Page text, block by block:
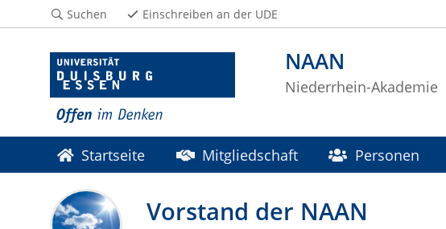
NAAN
Niederrhein-Akademie
Suchen Einschreiben an der UDE
Startseite Mitgliedschaft Personen
Vorstand der NAAN